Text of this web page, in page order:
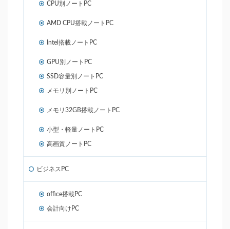
CPU別ノートPC
AMD CPU搭載ノートPC
Intel搭載ノートPC
GPU別ノートPC
SSD容量別ノートPC
メモリ別ノートPC
メモリ32GB搭載ノートPC
小型・軽量ノートPC
高画質ノートPC
ビジネスPC
office搭載PC
会計向けPC